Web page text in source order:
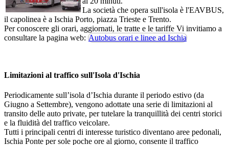
La società che opera sull'isola è l'EAVBUS,
il capolinea è a Ischia Porto, piazza Trieste e Trento.
Per conoscere gli orari, aggiornati, le tratte e le tariffe Vi invitiamo a
consultare la pagina web: Autobus orari e linee ad Ischia
Limitazioni al traffico sull'Isola d'Ischia
Periodicamente sull’isola d’Ischia durante il periodo estivo (da
Giugno a Settembre), vengono adottate una serie di limitazioni al
transito delle auto private, per tutelare la tranquillità dei centri storici
e la fluidità del traffico veicolare.
Tutti i principali centri di interesse turistico diventano aree pedonali,
Ischia Ponte per sole poche ore al giorno, consente il traffico